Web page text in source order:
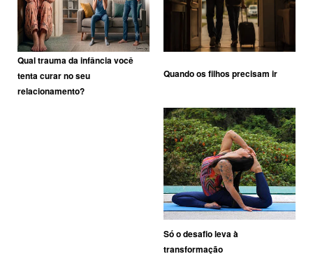
Qual trauma da infância você
tenta curar no seu
relacionamento?
Quando os filhos precisam ir
Só o desafio leva à
transformação